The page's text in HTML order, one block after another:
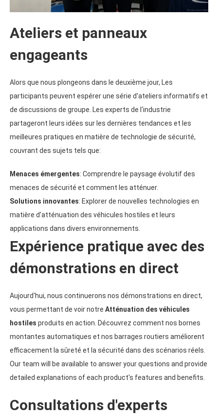
Ateliers et panneaux
engageants
Alors que nous plongeons dans le deuxième jour, Les
participants peuvent espérer une série d'ateliers informatifs et
de discussions de groupe. Les experts de l'industrie
partageront leurs idées sur les dernières tendances et les
meilleures pratiques en matière de technologie de sécurité,
couvrant des sujets tels que:
Menaces émergentes: Comprendre le paysage évolutif des
menaces de sécurité et comment les atténuer.
Solutions innovantes: Explorer de nouvelles technologies en
matière d'atténuation des véhicules hostiles et leurs
applications dans divers environnements.
Expérience pratique avec des
démonstrations en direct
Aujourd'hui, nous continuerons nos démonstrations en direct,
vous permettant de voir notre Atténuation des véhicules
hostiles produits en action. Découvrez comment nos bornes
montantes automatiques et nos barrages routiers améliorent
efficacement la sûreté et la sécurité dans des scénarios réels.
Our team will be available to answer your questions and provide
detailed explanations of each product's features and benefits
Consultations d'experts